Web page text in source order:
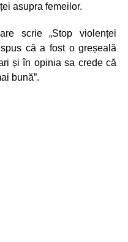
asupra femeilor.
scrie „Stop violenței
că a fost o greșeală
și în opinia sa crede că
bună”.